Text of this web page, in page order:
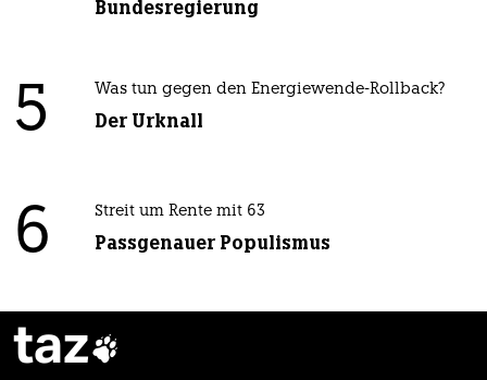
Bundesregierung
5 Was tun gegen den Energiewende-Rollback?
Der Urknall
6 Streit um Rente mit 63
Passgenauer Populismus
taz